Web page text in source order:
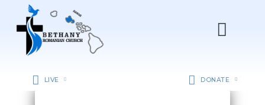
LIVE DONATE